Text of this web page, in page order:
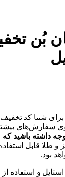
بُن
داشته باشید که
طلا قابل
بود.